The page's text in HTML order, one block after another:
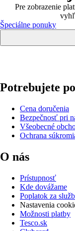
Pre zobrazenie
Špeciálne ponuky
Potrebujete
Cena doručenia
Bezpečnosť pri
Všeobecné
Ochrana
O nás
Prístupnosť
Kde dovážame
Poplatok za
Nastavenia
Možnosti platby
Tesco.sk